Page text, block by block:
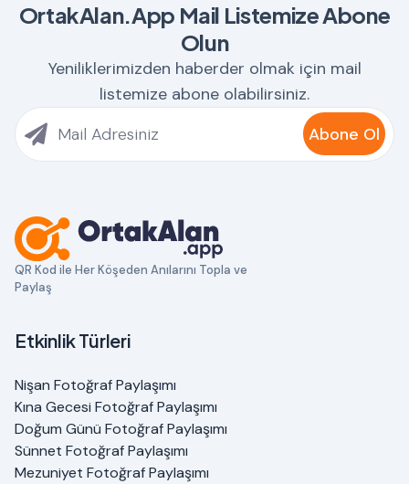
OrtakAlan.App Mail Listemize Abone
Olun
Yeniliklerimizden haberder olmak için mail
listemize abone olabilirsiniz.
Abone Ol
QR Kod ile Her Köşeden Anılarını Topla ve
Paylaş
Etkinlik Türleri
Nişan Fotoğraf Paylaşımı
Kına Gecesi Fotoğraf Paylaşımı
Doğum Günü Fotoğraf Paylaşımı
Sünnet Fotoğraf Paylaşımı
Mezuniyet Fotoğraf Paylaşımı